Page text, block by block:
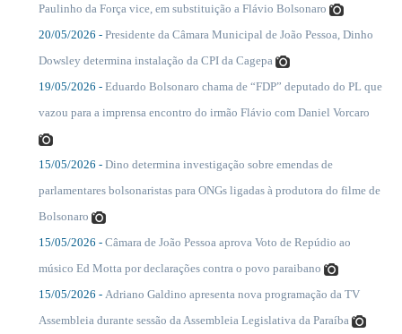
Paulinho da Força vice, em substituição a Flávio Bolsonaro
20/05/2026 - Presidente da Câmara Municipal de João Pessoa, Dinho
Dowsley determina instalação da CPI da Cagepa
19/05/2026 - Eduardo Bolsonaro chama de “FDP” deputado do PL que
vazou para a imprensa encontro do irmão Flávio com Daniel Vorcaro
15/05/2026 - Dino determina investigação sobre emendas de
parlamentares bolsonaristas para ONGs ligadas à produtora do filme de
Bolsonaro
15/05/2026 - Câmara de João Pessoa aprova Voto de Repúdio ao
músico Ed Motta por declarações contra o povo paraibano
15/05/2026 - Adriano Galdino apresenta nova programação da TV
Assembleia durante sessão da Assembleia Legislativa da Paraíba